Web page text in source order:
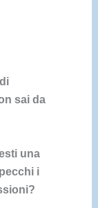
sai da
una
i